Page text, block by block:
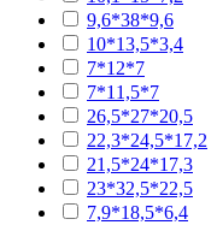
9,6*38*9,6
10*13,5*3,4
7*12*7
7*11,5*7
26,5*27*20,5
22,3*24,5*17,2
21,5*24*17,3
23*32,5*22,5
7,9*18,5*6,4